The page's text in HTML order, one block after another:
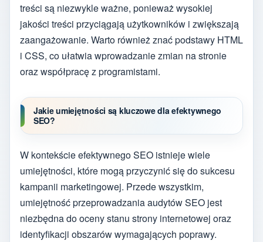
treści są niezwykle ważne, ponieważ wysokiej
jakości treści przyciągają użytkowników i zwiększają
zaangażowanie. Warto również znać podstawy HTML
i CSS, co ułatwia wprowadzanie zmian na stronie
oraz współpracę z programistami.
Jakie umiejętności są kluczowe dla efektywnego
SEO?
W kontekście efektywnego SEO istnieje wiele
umiejętności, które mogą przyczynić się do sukcesu
kampanii marketingowej. Przede wszystkim,
umiejętność przeprowadzania audytów SEO jest
niezbędna do oceny stanu strony internetowej oraz
identyfikacji obszarów wymagających poprawy.